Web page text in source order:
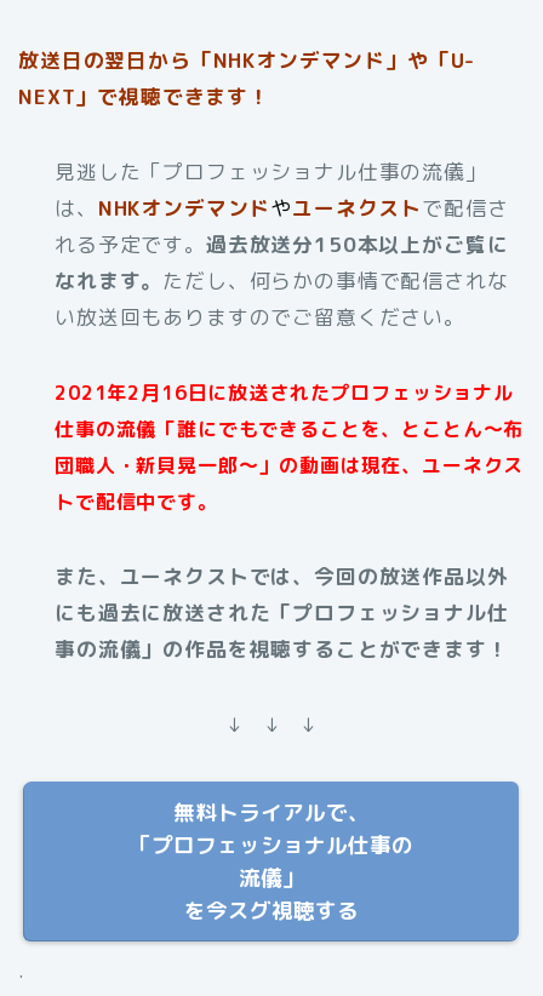
放送日の翌日から「NHKオンデマンド」や「U-
NEXT」で視聴できます！
見逃した「プロフェッショナル仕事の流儀」
は、 NHKオンデマンドやユーネクストで配信さ
れる予定です。 過去放送分150本以上がご覧に
なれます。 ただし、何らかの事情で配信されな
い放送回もありますのでご留意ください。
2021年2月16日に放送されたプロフェッショナル
仕事の流儀「誰にでもできることを、とことん～布
団職人・新貝晃一郎～」の動画は現在、ユーネクス
トで配信中です。
また、ユーネクストでは、今回の放送作品以外
にも過去に放送された「プロフェッショナル仕
事の流儀」の作品を視聴することができます！
↓ ↓ ↓
無料トライアルで、
「プロフェッショナル仕事の
流儀」
を今スグ視聴する
.